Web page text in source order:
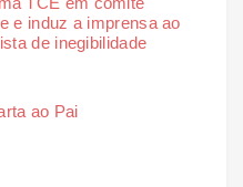
e induz a imprensa ao
de inegibilidade
ao Pai